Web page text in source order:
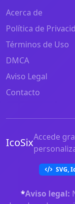
Acerca de
Política de
Términos de Uso
DMCA
Aviso Legal
Contacto
IcoSixAccede
SVG,
*Aviso legal: